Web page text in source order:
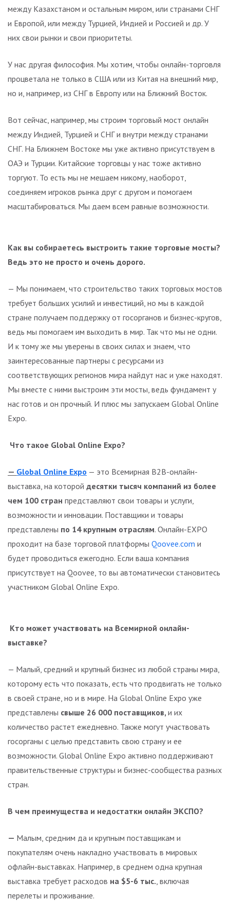
между Казахстаном и остальным миром, или странами СНГ
и Европой, или между Турцией, Индией и Россией и др. У
них свои рынки и свои приоритеты.
У нас другая философия. Мы хотим, чтобы онлайн-торговля
процветала не только в США или из Китая на внешний мир,
но и, например, из СНГ в Европу или на Ближний Восток.
Вот сейчас, например, мы строим торговый мост онлайн
между Индией, Турцией и СНГ и внутри между странами
СНГ. На Ближнем Востоке мы уже активно присутствуем в
ОАЭ и Турции. Китайские торговцы у нас тоже активно
торгуют. То есть мы не мешаем никому, наоборот,
соединяем игроков рынка друг с другом и помогаем
масштабироваться. Мы даем всем равные возможности.
Как вы собираетесь выстроить такие торговые мосты?
Ведь это не просто и очень дорого.
— Мы понимаем, что строительство таких торговых мостов
требует больших усилий и инвестиций, но мы в каждой
стране получаем поддержку от госорганов и бизнес-кругов,
ведь мы помогаем им выходить в мир. Так что мы не одни.
И к тому же мы уверены в своих силах и знаем, что
заинтересованные партнеры с ресурсами из
соответствующих регионов мира найдут нас и уже находят.
Мы вместе с ними выстроим эти мосты, ведь фундамент у
нас готов и он прочный. И плюс мы запускаем Global Online
Expo.
Что такое Global Online Expo?
— Global Online Expo — это Всемирная B2B-онлайн-
выставка, на которой десятки тысяч компаний из более
чем 100 стран представляют свои товары и услуги,
возможности и инновации. Поставщики и товары
представлены по 14 крупным отраслям. Онлайн-EXPO
проходит на базе торговой платформы Qoovee.com и
будет проводиться ежегодно. Если ваша компания
присутствует на Qoovee, то вы автоматически становитесь
участником Global Online Expo.
Кто может участвовать на Всемирной онлайн-
выставке?
— Малый, средний и крупный бизнес из любой страны мира,
которому есть что показать, есть что продвигать не только
в своей стране, но и в мире. На Global Online Expo уже
представлены свыше 26 000 поставщиков, и их
количество растет ежедневно. Также могут участвовать
госорганы с целью представить свою страну и ее
возможности. Global Online Expo активно поддерживают
правительственные структуры и бизнес-сообщества разных
стран.
В чем преимущества и недостатки онлайн ЭКСПО?
— Малым, средним да и крупным поставщикам и
покупателям очень накладно участвовать в мировых
офлайн-выставках. Например, в среднем одна крупная
выставка требует расходов на $5-6 тыс. , включая
перелеты и проживание.